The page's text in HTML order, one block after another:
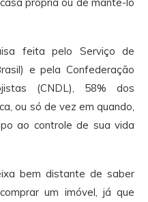
feita pelo Serviço de
e pela Confederação
(CNDL), 58% dos
ou só de vez em quando,
ao controle de sua vida
bem distante de saber
um imóvel, já que